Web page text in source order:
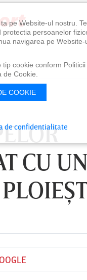
CU UN
pe Website-ul nostru.
persoanelor
navigarea pe
cookie conform
Cookie.
COOKIE
de confidentialitate